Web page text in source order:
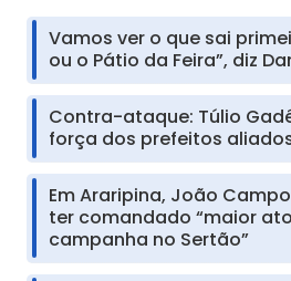
Vamos ver o que sai
ou o Pátio da Feira”, diz
Contra-ataque: Túlio
força dos prefeitos
Em Araripina, João
ter comandado “maior
campanha no Sertão”